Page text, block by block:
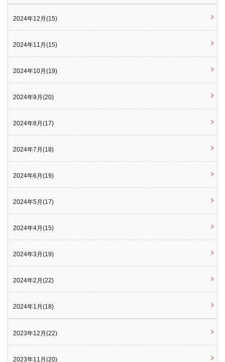
2024年12月(15)
2024年11月(15)
2024年10月(19)
2024年9月(20)
2024年8月(17)
2024年7月(18)
2024年6月(19)
2024年5月(17)
2024年4月(15)
2024年3月(19)
2024年2月(22)
2024年1月(18)
2023年12月(22)
2023年11月(20)